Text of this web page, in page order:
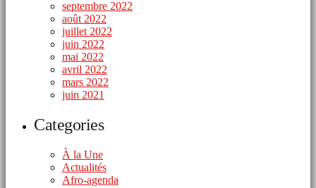
septembre 2022
août 2022
juillet 2022
juin 2022
mai 2022
avril 2022
mars 2022
juin 2021
Categories
À la Une
Actualités
Afro-agenda